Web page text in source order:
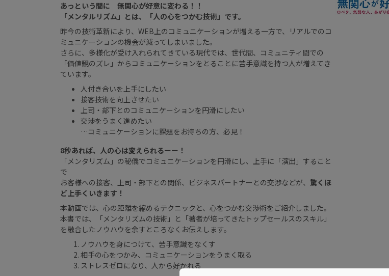
あっという間に 無関心が好意に変わる！！
「メンタルリズム」とは、「人の心をつかむ技術」です。
昨今の技術革新により、WEB上のコミュニケーションが増える一方で、リアルでのコ
ミュニケーションの機会が減ってしまいました。
さらに、多様化が受け入れられてきている現代では、世代間、コミュニティ間での
「価値観のズレ」からコミュニケーションをとることに苦手意識を持つ人が増えてき
ています。
人付き合いを上手にしたい
接客技術を向上させたい
上司・部下とのコミュニケーションを円滑にしたい
交渉をうまく進めたい
…コミュニケーションに課題をお持ちの方、必見！
8秒あれば、人の心は変えられるーー！
「メンタリズム」の秘儀でコミュニケーションを円滑にし、上手に「演出」すること
で
お客様への接客、上司・部下との関係、ビジネスパートナーとの交渉などが、 驚くほ
ど上手くいきます！
本動画では、心の距離を縮めるテクニックと、心をつかむ交渉術をご紹介しました。
本書では、「メンタリズムの技術」と「著者が培ってきたトップセールスのスキル」
を融合したノウハウを余すところなくお伝えします。
ノウハウを身につけて、苦手意識をなくす
相手の心をつかみ、コミュニケーションをうまく取る
ストレスゼロになり、人から好かれる